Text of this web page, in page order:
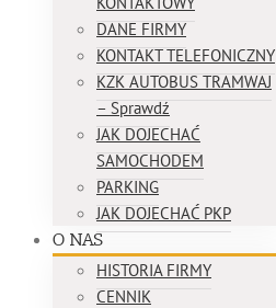
DANE FIRMY
KONTAKT TELEFONICZNY
KZK AUTOBUS TRAMWAJ
– Sprawdź
JAK DOJECHAĆ
SAMOCHODEM
PARKING
JAK DOJECHAĆ PKP
O NAS
HISTORIA FIRMY
CENNIK